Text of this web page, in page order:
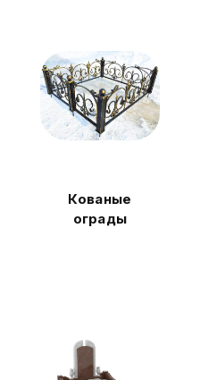
Кованые
ограды